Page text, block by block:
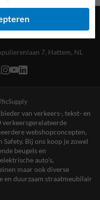
7, Hattem, NL
van verkeers-, tekst- en
webshopconcepten,
Bij ons koop je zowel
beugels en
auto’s,
maar ook diverse
en duurzaam straatmeubilair